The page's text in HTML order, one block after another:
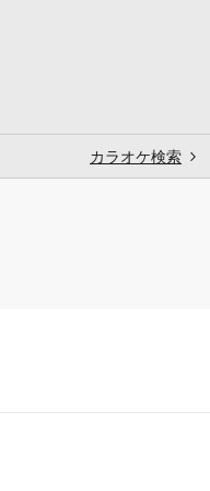
カラオケ検索